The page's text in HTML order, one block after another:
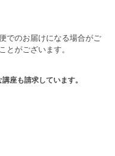
でのお届けになる場合がご
とがございます。
座も請求しています。